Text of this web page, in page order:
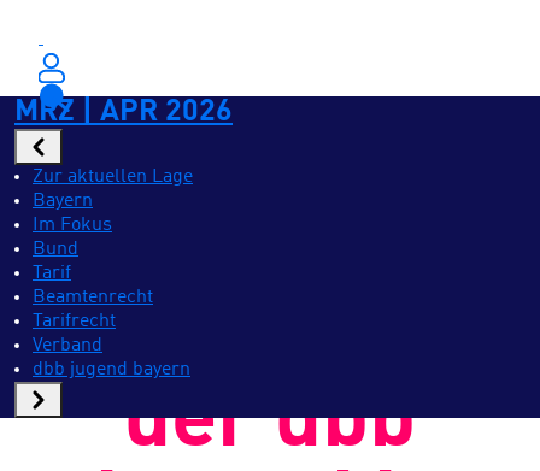
MRZ | APR 2026
Zur aktuellen Lage
Bayern
Im Fokus
Bund
Tarif
Beamtenrecht
Tarifrecht
Verband
dbb jugend bayern
der dbb